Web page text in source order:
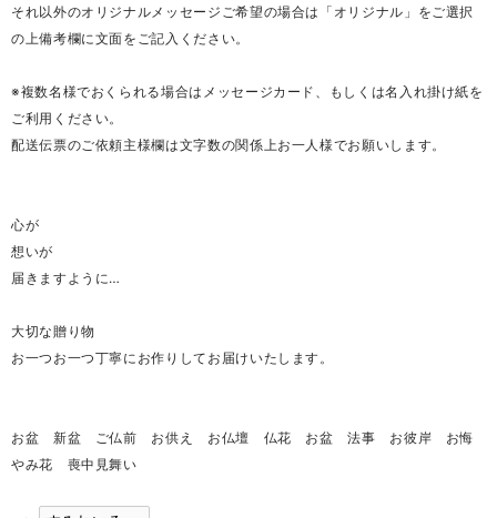
それ以外のオリジナルメッセージご希望の場合は「オリジナル」をご選択
の上備考欄に文面をご記入ください。
※複数名様でおくられる場合はメッセージカード、もしくは名入れ掛け紙を
ご利用ください。
配送伝票のご依頼主様欄は文字数の関係上お一人様でお願いします。
心が
想いが
届きますように…
大切な贈り物
お一つお一つ丁寧にお作りしてお届けいたします。
お盆 新盆 ご仏前 お供え お仏壇 仏花 お盆 法事 お彼岸 お悔
やみ花 喪中見舞い